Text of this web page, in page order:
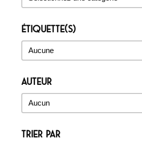
Étiquette(s)
Étiquette(s)
Étiquette(s)
Auteur
Auteur
Auteur
Trier par